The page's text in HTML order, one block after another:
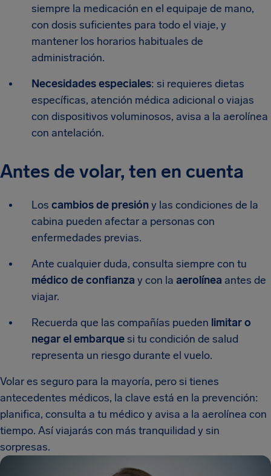
siempre la medicación en el equipaje de mano,
con dosis suficientes para todo el viaje, y
mantener los horarios habituales de
administración.
Necesidades especiales: si requieres dietas
específicas, atención médica adicional o viajas
con dispositivos voluminosos, avisa a la aerolínea
con antelación.
Antes de volar, ten en cuenta
Los cambios de presióny las condiciones de la
cabina pueden afectar a personas con
enfermedades previas.
Ante cualquier duda, consulta siempre con tu
médico de confianza y con la aerolínea antes de
viajar.
Recuerda que las compañías pueden limitar o
negar el embarquesi tu condición de salud
representa un riesgo durante el vuelo.
Volar es seguro para la mayoría, pero si tienes
antecedentes médicos, la clave está en la prevención:
planifica, consulta a tu médico y avisa a la aerolínea con
tiempo. Así viajarás con más tranquilidad y sin
sorpresas.